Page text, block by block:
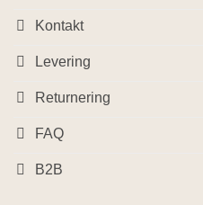
Kontakt
Levering
Returnering
FAQ
B2B